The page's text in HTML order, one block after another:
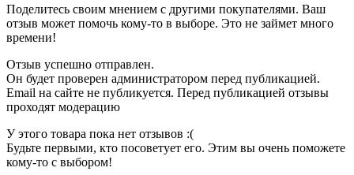
Поделитесь своим мнением с другими покупателями. Ваш
отзыв может помочь кому-то в выборе. Это не займет много
времени!
Отзыв успешно отправлен.
Он будет проверен администратором перед публикацией.
Email на сайте не публикуется. Перед публикацией отзывы
проходят модерацию
У этого товара пока нет отзывов :(
Будьте первыми, кто посоветует его. Этим вы очень поможете
кому-то с выбором!